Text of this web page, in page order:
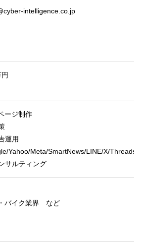
intelligence.co.jp
ージ制作
運用
Yahoo/Meta/SmartNews/LINE/X/Threads/
サルティング
バイク業界 など